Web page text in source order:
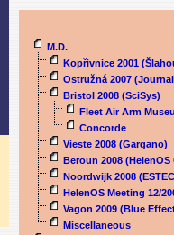
M.D.
Kopřivnice 2001
Ostružná 2007
Bristol 2008 (SciSys)
Fleet Air Arm
Concorde
Vieste 2008 (Gargano)
Beroun 2008 (HelenOS
Noordwijk 2008
HelenOS Meeting 12/
Vagon 2009 (Blue
Miscellaneous